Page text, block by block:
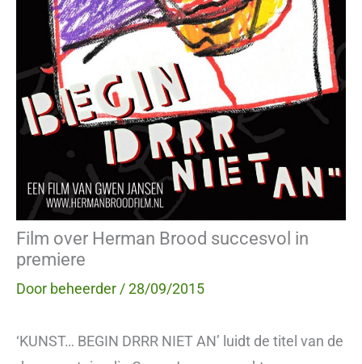
Film over Herman Brood succesvol in
premiere
Door beheerder /28/09/2015
‘KUNST… BEGIN DRRR NIET AN’ luidt de titel van de